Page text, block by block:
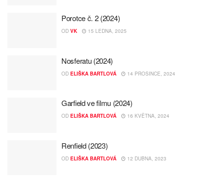
Porotce č. 2 (2024)
OD VK 15 LEDNA, 2025
Nosferatu (2024)
OD ELIŠKA BARTLOVÁ 14 PROSINCE, 2024
Garfield ve filmu (2024)
OD ELIŠKA BARTLOVÁ 16 KVĚTNA, 2024
Renfield (2023)
OD ELIŠKA BARTLOVÁ 12 DUBNA, 2023